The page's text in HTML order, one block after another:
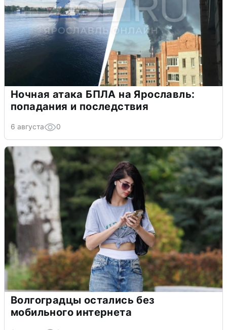
Ночная атака БПЛА на Ярославль:
попадания и последствия
6 августа 0
Волгоградцы остались без
мобильного интернета